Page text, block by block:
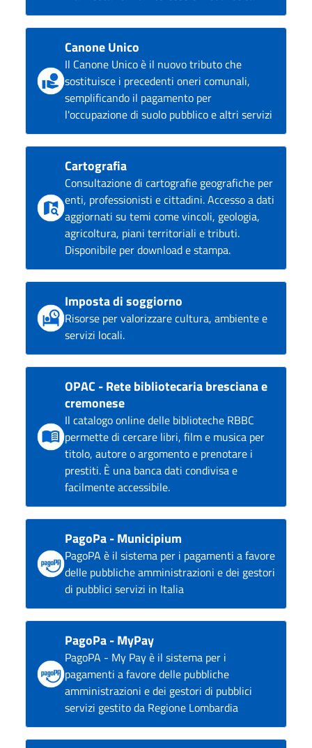
Canone Unico
Il Canone Unico è il nuovo tributo che
sostituisce i precedenti oneri comunali,
semplificando il pagamento per
l'occupazione di suolo pubblico e altri servizi
Cartografia
Consultazione di cartografie geografiche per
enti, professionisti e cittadini. Accesso a dati
aggiornati su temi come vincoli, geologia,
agricoltura, piani territoriali e tributi.
Disponibile per download e stampa.
Imposta di soggiorno
Risorse per valorizzare cultura, ambiente e
servizi locali.
OPAC - Rete bibliotecaria bresciana e
cremonese
Il catalogo online delle biblioteche RBBC
permette di cercare libri, film e musica per
titolo, autore o argomento e prenotare i
prestiti. È una banca dati condivisa e
facilmente accessibile.
PagoPa - Municipium
PagoPA è il sistema per i pagamenti a favore
delle pubbliche amministrazioni e dei gestori
di pubblici servizi in Italia
PagoPa - MyPay
PagoPA - My Pay è il sistema per i
pagamenti a favore delle pubbliche
amministrazioni e dei gestori di pubblici
servizi gestito da Regione Lombardia